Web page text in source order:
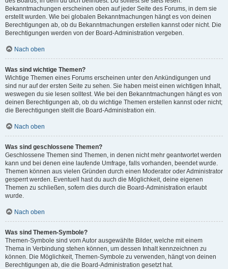
Bekanntmachungen erscheinen oben auf jeder Seite des Forums, in dem sie
erstellt wurden. Wie bei globalen Bekanntmachungen hängt es von deinen
Berechtigungen ab, ob du Bekanntmachungen erstellen kannst oder nicht. Die
Berechtigungen werden von der Board-Administration vergeben.
Nach oben
Was sind wichtige Themen?
Wichtige Themen eines Forums erscheinen unter den Ankündigungen und
sind nur auf der ersten Seite zu sehen. Sie haben meist einen wichtigen Inhalt,
weswegen du sie lesen solltest. Wie bei den Bekanntmachungen hängt es von
deinen Berechtigungen ab, ob du wichtige Themen erstellen kannst oder nicht;
die Berechtigungen stellt die Board-Administration ein.
Nach oben
Was sind geschlossene Themen?
Geschlossene Themen sind Themen, in denen nicht mehr geantwortet werden
kann und bei denen eine laufende Umfrage, falls vorhanden, beendet wurde.
Themen können aus vielen Gründen durch einen Moderator oder Administrator
gesperrt werden. Eventuell hast du auch die Möglichkeit, deine eigenen
Themen zu schließen, sofern dies durch die Board-Administration erlaubt
wurde.
Nach oben
Was sind Themen-Symbole?
Themen-Symbole sind vom Autor ausgewählte Bilder, welche mit einem
Thema in Verbindung stehen können, um dessen Inhalt kennzeichnen zu
können. Die Möglichkeit, Themen-Symbole zu verwenden, hängt von deinen
Berechtigungen ab, die die Board-Administration gesetzt hat.